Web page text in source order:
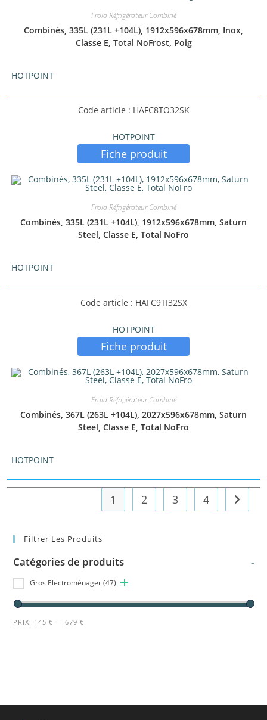
Froid Réfrigérateur Combiné
Combinés, 335L (231L +104L), 1912x596x678mm, Inox,
Classe E, Total NoFrost, Poig
HOTPOINT
Code article : HAFC8TO32SK
HOTPOINT
Fiche produit
Froid Réfrigérateur Combiné
Combinés, 335L (231L +104L), 1912x596x678mm, Saturn
Steel, Classe E, Total NoFro
HOTPOINT
Code article : HAFC9TI32SX
HOTPOINT
Fiche produit
Froid Réfrigérateur Combiné
Combinés, 367L (263L +104L), 2027x596x678mm, Saturn
Steel, Classe E, Total NoFro
HOTPOINT
1 2 3 4
Filtrer Les Produits
Catégories de produits -
Gros Electroménager (47)
PRIX: 145 € —679 €